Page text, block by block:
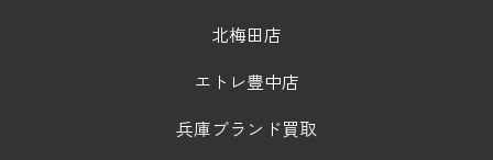
北梅田店
エトレ豊中店
兵庫ブランド買取